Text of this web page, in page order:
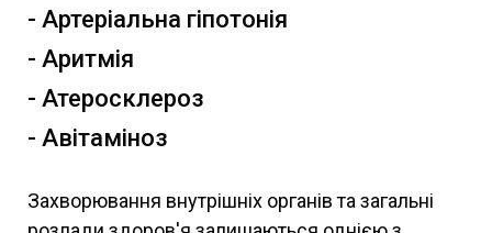
- Артеріальна гіпотонія
- Аритмія
- Атеросклероз
- Авітаміноз
Захворювання внутрішніх органів та загальні